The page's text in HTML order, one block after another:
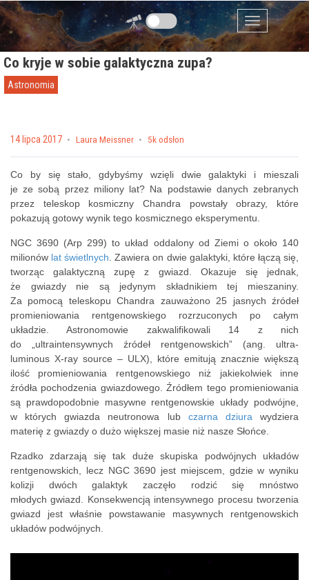
Przejdź do zawartości
Menu
Co kryje w sobie galaktyczna zupa?
Astronomia
Posted on
14 lipca 2017 by Laura Meissner 5k odsłon
Co by się stało, gdybyśmy wzięli dwie galaktyki i mieszali
je ze sobą przez miliony lat? Na podstawie danych zebranych
przez teleskop kosmiczny Chandra powstały obrazy, które
pokazują gotowy wynik tego kosmicznego eksperymentu.
NGC 3690 (Arp 299) to układ oddalony od Ziemi o około 140
milionów lat świetlnych . Zawiera on dwie galaktyki, które łączą się,
tworząc galaktyczną zupę z gwiazd. Okazuje się jednak,
że gwiazdy nie są jedynym składnikiem tej mieszaniny.
Za pomocą teleskopu Chandra zauważono 25 jasnych źródeł
promieniowania rentgenowskiego rozrzuconych po całym
układzie. Astronomowie zakwalifikowali 14 z nich
do „ultraintensywnych źródeł rentgenowskich” (ang. ultra-
luminous X-ray source – ULX), które emitują znacznie większą
ilość promieniowania rentgenowskiego niż jakiekolwiek inne
źródła pochodzenia gwiazdowego. Źródłem tego promieniowania
są prawdopodobnie masywne rentgenowskie układy podwójne,
w których gwiazda neutronowa lub czarna dziura wydziera
materię z gwiazdy o dużo większej masie niż nasze Słońce.
Rzadko zdarzają się tak duże skupiska podwójnych układów
rentgenowskich, lecz NGC 3690 jest miejscem, gdzie w wyniku
kolizji dwóch galaktyk zaczęło rodzić się mnóstwo
młodych gwiazd. Konsekwencją intensywnego procesu tworzenia
gwiazd jest właśnie powstawanie masywnych rentgenowskich
układów podwójnych.